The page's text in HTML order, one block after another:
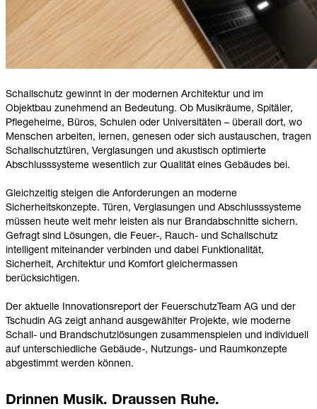
Schallschutz gewinnt in der modernen Architektur und im
Objektbau zunehmend an Bedeutung. Ob Musikräume, Spitäler,
Pflegeheime, Büros, Schulen oder Universitäten – überall dort, wo
Menschen arbeiten, lernen, genesen oder sich austauschen, tragen
Schallschutztüren, Verglasungen und akustisch optimierte
Abschlusssysteme wesentlich zur Qualität eines Gebäudes bei.
Gleichzeitig steigen die Anforderungen an moderne
Sicherheitskonzepte. Türen, Verglasungen und Abschlusssysteme
müssen heute weit mehr leisten als nur Brandabschnitte sichern.
Gefragt sind Lösungen, die Feuer-, Rauch- und Schallschutz
intelligent miteinander verbinden und dabei Funktionalität,
Sicherheit, Architektur und Komfort gleichermassen
berücksichtigen.
Der aktuelle Innovationsreport der FeuerschutzTeam AG und der
Tschudin AG zeigt anhand ausgewählter Projekte, wie moderne
Schall- und Brandschutzlösungen zusammenspielen und individuell
auf unterschiedliche Gebäude-, Nutzungs- und Raumkonzepte
abgestimmt werden können.
Drinnen Musik. Draussen Ruhe.